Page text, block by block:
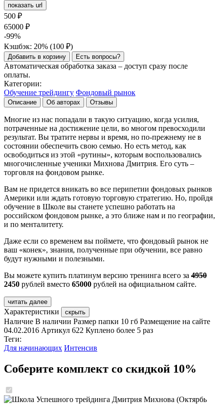
показать url
500 ₽
65000 ₽
-99%
Кэшбэк: 20% (100 ₽)
Добавить в корзину Есть вопросы?
Автоматическая обработка заказа – доступ сразу после
оплаты.
Категории:
Обучение трейдингу Фондовый рынок
Описание Об авторах Отзывы
Многие из нас попадали в такую ситуацию, когда усилия,
потраченные на достижение цели, во многом превосходили
результат. Вы тратите нервы и время, но по-прежнему не в
состоянии обеспечить свою семью. Но есть метод, как
освободиться из этой «рутины», которым воспользовались
многочисленные ученики Михнова Дмитрия. Его суть –
торговля на фондовом рынке.
Вам не придется вникать во все перипетии фондовых рынков
Америки или ждать готовую торговую стратегию. Но, пройдя
обучение в Школе вы станете успешно работать на
российском фондовом рынке, а это ближе нам и по географии,
и по менталитету.
Даже если со временем вы поймете, что фондовый рынок не
ваш «конек», знания, полученные при обучении, все равно
будут нужными и полезными.
Вы можете купить платинум версию тренинга всего за 4950
2450 рублей вместо 65000 рублей на официальном сайте.
читать далее
Характеристики скрыть
Наличие В наличии Размер папки 10 гб Размещение на сайте
04.02.2016 Артикул 622 Куплено более 5 раз
Теги:
Для начинающих Интенсив
Соберите комплект со скидкой 10%